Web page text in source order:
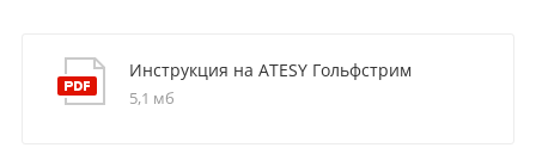
Инструкция на ATESY Гольфстрим
5,1 мб